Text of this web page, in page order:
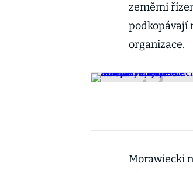
zeměmi
podkopávají
organizace.
Morawiecki